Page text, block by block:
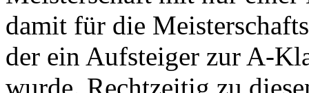
damit für die
der ein Aufsteiger zur A-
wurde. Rechtzeitig zu